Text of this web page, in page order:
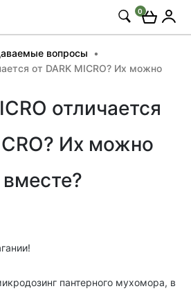
0
вопросы
от DARK MICRO? Их можно
отличается
Их можно
пантерного мухомора, в